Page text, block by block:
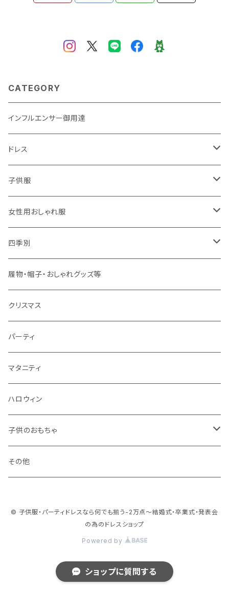
CATEGORY
インフルエンサー御用達
ドレス
子供用
大人用
子供服
男の子用
春夏用
秋冬用
女の子用
春夏用
秋冬用
女性用おしゃれ服
ドレス
春夏用
秋冬用
四季別
春
夏
秋
冬
履物・帽子・おしゃれグッズ等
クリスマス
パーティ
マタニティ
ハロウィン
子供のおもちゃ
ブロック系
その他
© 子供服・パーティドレスなら何でも揃う-2万点～結婚式・卒業式・発表会
の為のドレスショップ
Powered by
ショップに質問する